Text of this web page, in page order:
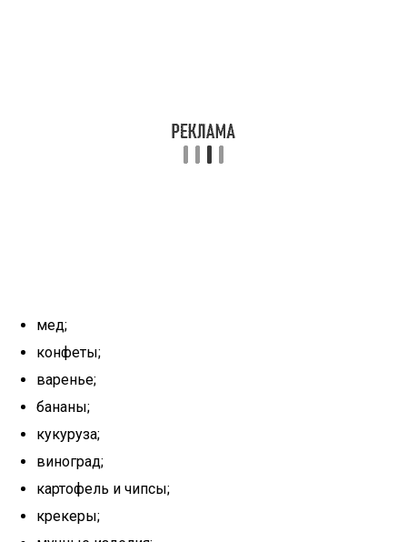
мед;
конфеты;
варенье;
бананы;
кукуруза;
виноград;
картофель и чипсы;
крекеры;